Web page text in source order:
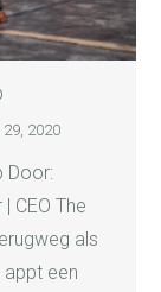
29, 2020
Door:
CEO The
als
appt een